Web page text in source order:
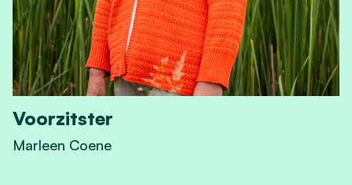
Voorzitster
Marleen Coene